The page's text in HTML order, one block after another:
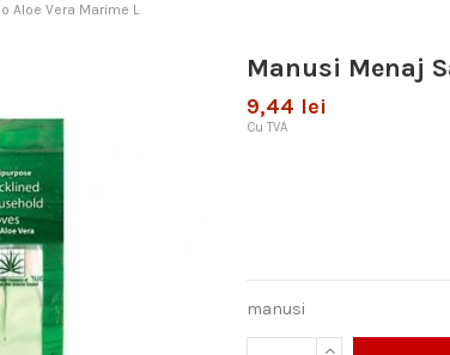
Aloe Vera Marime L
Manusi Menaj
9,44 lei
Cu TVA
manusi